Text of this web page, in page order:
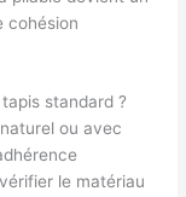
cohésion
standard ?
ou avec
le matériau